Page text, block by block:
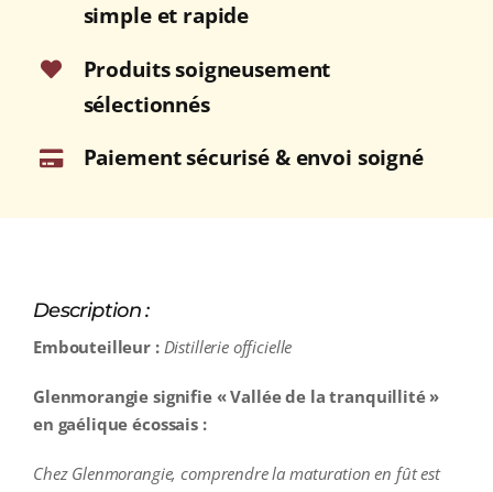
simple et rapide
Produits soigneusement
sélectionnés
Paiement sécurisé & envoi soigné
Description :
Embouteilleur : Distillerie officielle
Glenmorangie signifie « Vallée de la tranquillité »
en gaélique écossais :
Chez Glenmorangie, comprendre la maturation en fût est